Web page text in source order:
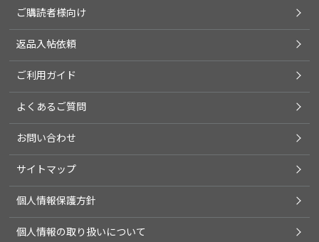
ご購読者様向け
返品入帖依頼
ご利用ガイド
よくあるご質問
お問い合わせ
サイトマップ
個人情報保護方針
個人情報の取り扱いについて